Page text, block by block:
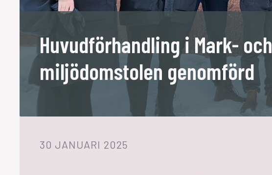
Huvudförhandling i Mark- och
miljödomstolen genomförd
30 JANUARI 2025